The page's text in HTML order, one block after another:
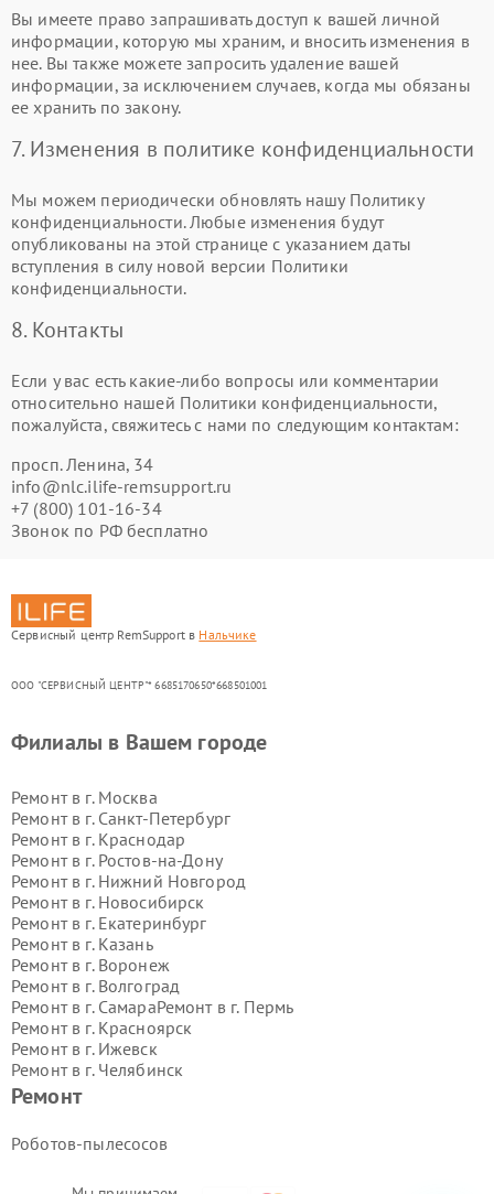
Вы имеете право запрашивать доступ к вашей личной
информации, которую мы храним, и вносить изменения в
нее. Вы также можете запросить удаление вашей
информации, за исключением случаев, когда мы обязаны
ее хранить по закону.
7. Изменения в политике конфиденциальности
Мы можем периодически обновлять нашу Политику
конфиденциальности. Любые изменения будут
опубликованы на этой странице с указанием даты
вступления в силу новой версии Политики
конфиденциальности.
8. Контакты
Если у вас есть какие-либо вопросы или комментарии
относительно нашей Политики конфиденциальности,
пожалуйста, свяжитесь с нами по следующим контактам:
просп. Ленина, 34
info@nlc.ilife-remsupport.ru
+7 (800) 101-16-34
Звонок по РФ бесплатно
Сервисный центр RemSupport в Нальчике
ООО "СЕРВИСНЫЙ ЦЕНТР"* 6685170650*668501001
Ремонт
Роботов-пылесосов
Филиалы в Вашем городе
Ремонт в г. Москва
Ремонт в г. Санкт-Петербург
Ремонт в г. Краснодар
Ремонт в г. Ростов-на-Дону
Ремонт в г. Нижний Новгород
Ремонт в г. Новосибирск
Ремонт в г. Екатеринбург
Ремонт в г. Казань
Ремонт в г. Воронеж
Ремонт в г. Волгоград
Ремонт в г. СамараРемонт в г. Пермь
Ремонт в г. Красноярск
Ремонт в г. Ижевск
Ремонт в г. Челябинск
Ремонт в г.
Ремонт в г.
Ремонт в г.Саратов